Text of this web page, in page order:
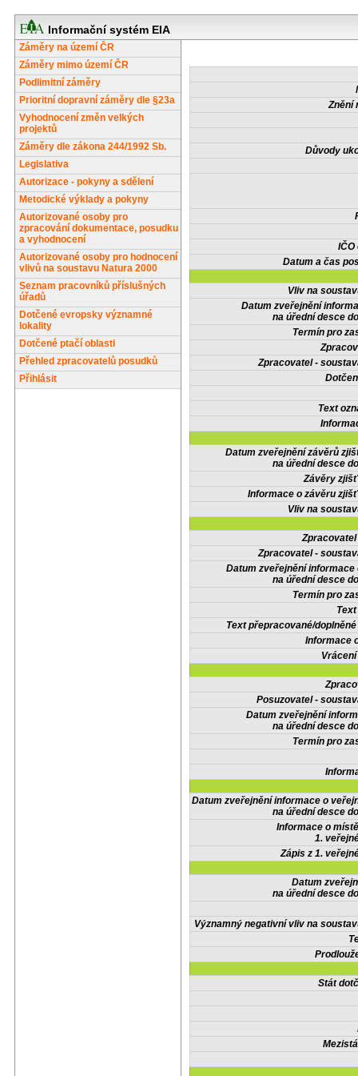
Informační systém EIA
Záměry na území ČR
Záměry mimo území ČR
Podlimitní záměry
Prioritní dopravní záměry dle §23a
Vyhodnocení změn velkých
projektů
Záměry dle zákona 244/1992 Sb.
Legislativa
Autorizace - pokyny a sdělení
Metodické výklady a pokyny
Autorizované osoby pro
zpracování dokumentace, posudku
a vyhodnocení
Autorizované osoby pro hodnocení
vlivů na soustavu Natura 2000
Seznam pracovníků příslušných
úřadů
Dotčené evropsky významné
lokality
Dotčené ptačí oblasti
Přehled zpracovatelů posudků
Přihlásit
Znění
Důvody
IČO
Datum a čas
Vliv na
Datum zveřejnění
na úřední desce
Termín pro
Zpracovatel -
Text
Datum zveřejnění závěrů
na úřední desce
Závěry
Informace o závěru
Vliv na
Zpracovatel -
Datum zveřejnění informace
na úřední desce
Termín pro
Text přepracované/
Informace
Posuzovatel -
Datum zveřejnění
na úřední desce
Termín pro
Datum zveřejnění informace o
na úřední desce
Informace o
1.
Zápis z 1.
Datum
na úřední desce
Významný negativní vliv na
Stát